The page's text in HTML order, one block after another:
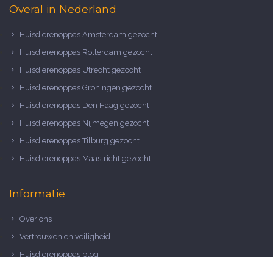
Overal in Nederland
Huisdierenoppas Amsterdam gezocht
Huisdierenoppas Rotterdam gezocht
Huisdierenoppas Utrecht gezocht
Huisdierenoppas Groningen gezocht
Huisdierenoppas Den Haag gezocht
Huisdierenoppas Nijmegen gezocht
Huisdierenoppas Tilburg gezocht
Huisdierenoppas Maastricht gezocht
Informatie
Over ons
Vertrouwen en veiligheid
Huisdierenoppas blog